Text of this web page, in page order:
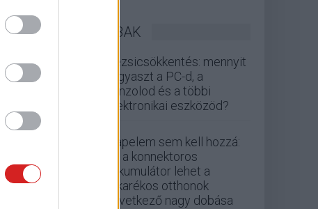
LEGOLVASOTTABBAK
Rezsicsökkentés: mennyit
fogyaszt a PC-d, a
konzolod és a többi
elektronikai eszközöd?
Napelem sem kell hozzá:
ez a konnektoros
akkumulátor lehet a
takarékos otthonok
következő nagy dobása